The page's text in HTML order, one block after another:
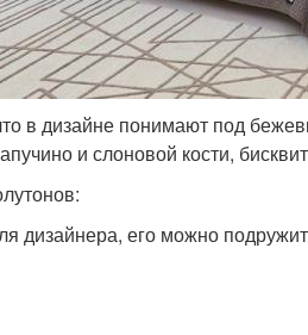
в дизайне понимают под
и слоновой кости,
дизайнера, его можно